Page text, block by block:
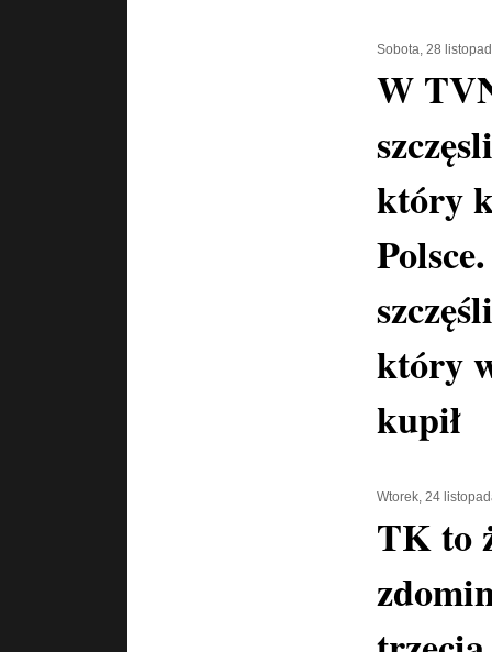
Sobota, 28
W
który
który
kupił
Wtorek, 24
TK to